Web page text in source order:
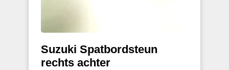
Suzuki Spatbordsteun
rechts achter